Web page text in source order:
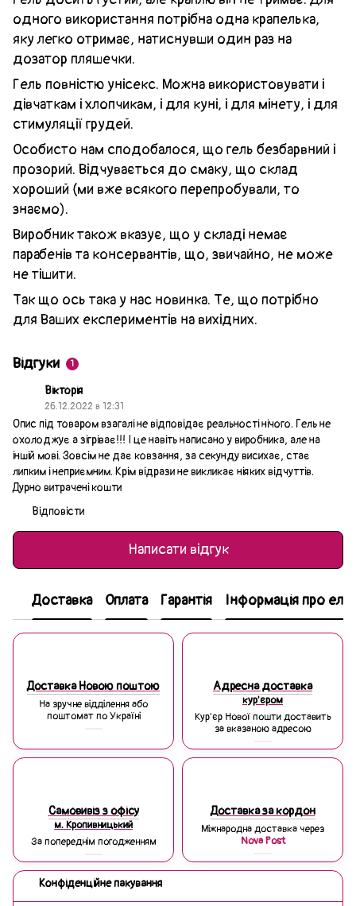
одного використання потрібна одна крапелька,
яку легко отримає, натиснувши один раз на
дозатор пляшечки.
Гель повністю унісекс. Можна використовувати і
дівчаткам і хлопчикам, і для куні, і для мінету, і для
стимуляції грудей.
Особисто нам сподобалося, що гель безбарвний і
прозорий. Відчувається до смаку, що склад
хороший (ми вже всякого перепробували, то
знаємо).
Виробник також вказує, що у складі немає
парабенів та консервантів, що, звичайно, не може
не тішити.
Так що ось така у нас новинка. Те, що потрібно
для Ваших експериментів на вихідних.
Відгуки 1
Вікторія
26.12.2022 в 12:31
Опис під товаром взагалі не відповідає реальності нічого. Гель не
охолоджує а зігріває!!! І це навіть написано у виробника, але на
іншій мові. Зовсім не дає ковзання, за секунду висихає, стає
липким і неприємним. Крім відрази не викликає ніяких відчуттів.
Дурно витрачені кошти
Відповісти
Написати відгук
Доставка Оплата Гарантія Інформація про
Доставка Новою поштою
На зручне відділення або
поштомат по Україні
Адресна доставка
кур'єром
Кур'єр Нової пошти доставить
за вказаною адресою
Самовивіз з офісу
м. Кропивницький
За попереднім погодженням
Доставка за кордон
Міжнародна доставка через
Nova Post
Конфіденційне пакування